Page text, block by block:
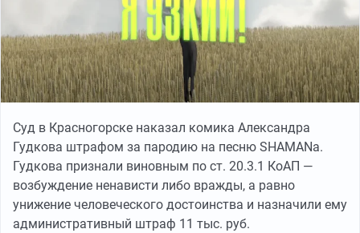
Суд в Красногорске наказал комика Александра
Гудкова штрафом за пародию на песню SHAMANа.
Гудкова признали виновным по ст. 20.3.1 КоАП —
возбуждение ненависти либо вражды, а равно
унижение человеческого достоинства и назначили ему
административный штраф 11 тыс. руб.